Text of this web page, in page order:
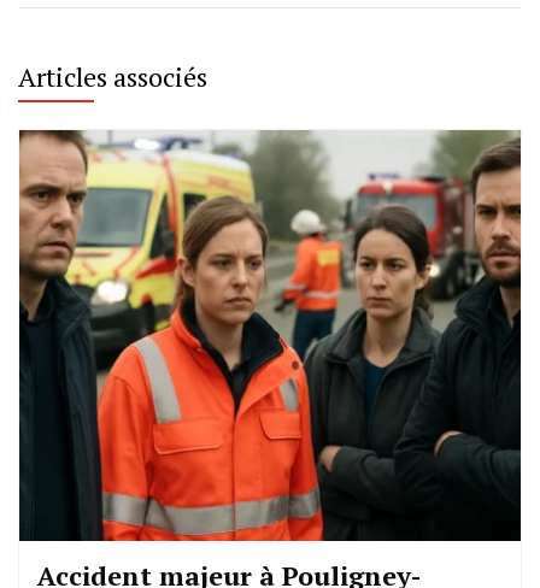
Articles associés
Accident majeur à Pouligney-